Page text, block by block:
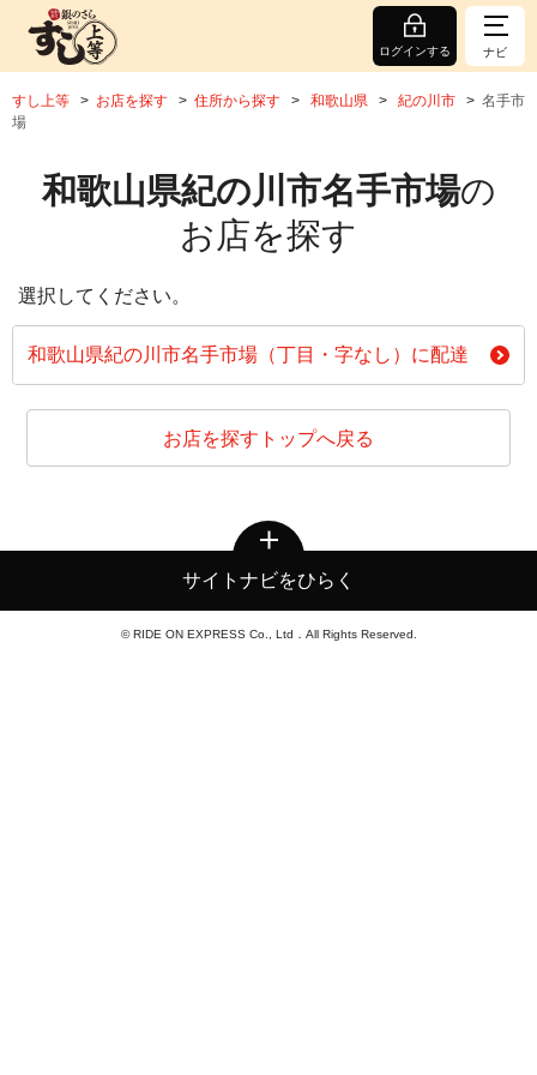
ログインする ナビ
すし上等 お店を探す 住所から探す 和歌山県 紀の川市
名手市
場
和歌山県紀の川市名手市場の
お店を探す
選択してください。
和歌山県紀の川市名手市場（丁目・字なし）に配達
お店を探すトップへ戻る
サイトナビをひらく
© RIDE ON EXPRESS Co., Ltd．All Rights Reserved.